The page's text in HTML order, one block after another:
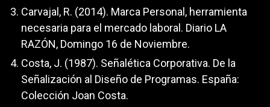
Carvajal, R. (2014). Marca Personal, herramienta
necesaria para el mercado laboral. Diario LA
RAZÓN, Domingo 16 de Noviembre.
Costa, J. (1987). Señalética Corporativa. De la
Señalización al Diseño de Programas. España:
Colección Joan Costa.